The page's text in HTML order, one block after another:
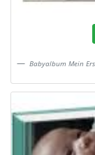
Babyalbum Mein